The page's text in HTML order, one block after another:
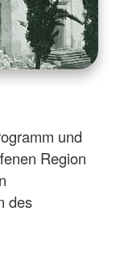
und
Region
des